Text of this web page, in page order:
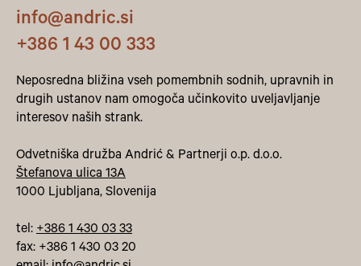
info@andric.si
+386 1 43 00 333
Neposredna bližina vseh pomembnih sodnih, upravnih in
drugih ustanov nam omogoča učinkovito uveljavljanje
interesov naših strank.
Odvetniška družba Andrić & Partnerji o.p. d.o.o.
Štefanova ulica 13A
1000 Ljubljana, Slovenija
tel: +386 1 430 03 33
fax: +386 1 430 03 20